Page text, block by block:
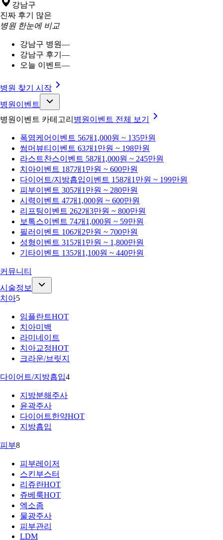
강남구
진짜 후기 많은
병원 한눈에 비교
강남구 병원—
강남구 후기 —
오늘 이벤트—
병원 찾기 시작
병원이벤트
병원이벤트 카테고리 병원이벤트 전체 보기
폭염케어 이벤트 56개 1,000원 ~ 135만원
썸머뷰티 이벤트 63개 1만원 ~ 198만원
라스트찬스이벤트 58개 1,000원 ~ 245만원
치아이벤트 187개 1만원 ~ 600만원
다이어트/지방흡입이벤트 158개 1만원 ~ 199만원
피부이벤트 305개 1만원 ~ 280만원
시력이벤트 47개 1,000원 ~ 600만원
리프팅이벤트 262개3만원 ~ 800만원
보톡스이벤트 74개 1,000원 ~ 59만원
필러 이벤트 106개 2만원 ~ 700만원
성형이벤트 315개 1만원 ~ 1,800만원
기타이벤트 135개 1,100원 ~ 440만원
커뮤니티
시술정보
치아5
임플란트HOT
치아미백
라미네이트
치아교정HOT
크라운/브릿지
다이어트/지방흡입4
지방분해주사
윤곽주사
다이어트한약HOT
지방흡입
피부8
피부레이저
스킨부스터
리쥬란HOT
쥬베룩HOT
엑소좀
물광주사
피부관리
LDM